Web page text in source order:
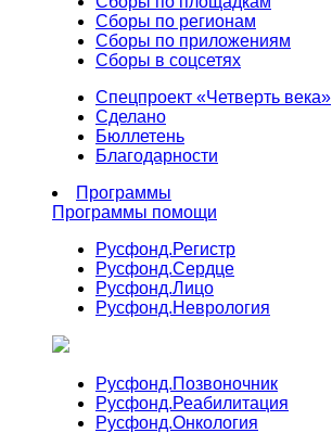
Сборы по регионам
Сборы по приложениям
Сборы в соцсетях
Спецпроект «Четверть века»
Сделано
Бюллетень
Благодарности
Программы
Программы помощи
Русфонд.Регистр
Русфонд.Сердце
Русфонд.Лицо
Русфонд.Неврология
Русфонд.Позвоночник
Русфонд.Реабилитация
Русфонд.Онкология